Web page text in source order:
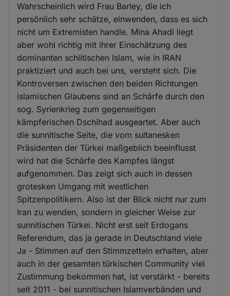
Wahrscheinlich wird Frau Barley, die ich
persönlich sehr schätze, einwenden, dass es sich
nicht um Extremisten handle. Mina Ahadi liegt
aber wohl richtig mit ihrer Einschätzung des
dominanten schiitischen Islam, wie in IRAN
praktiziert und auch bei uns, versteht sich. Die
Kontroversen zwischen den beiden Richtungen
islamischen Glaubens sind an Schärfe durch den
sog. Syrienkrieg zum gegenseitigen
kämpferischen Dschihad ausgeartet. Aber auch
die sunnitische Seite, die vom sultanesken
Präsidenten der Türkei maßgeblich beeinflusst
wird hat die Schärfe des Kampfes längst
aufgenommen. Das zeigt sich auch in dessen
grotesken Umgang mit westlichen
Spitzenpolitikern. Also ist der Blick nicht nur zum
Iran zu wenden, sondern in gleicher Weise zur
sunnitischen Türkei. Nicht erst seit Erdogans
Referendum, das ja gerade in Deutschland viele
Ja - Stimmen auf den Stimmzetteln erhalten, aber
auch in der gesamten türkischen Community viel
Zustimmung bekommen hat, ist verstärkt - bereits
seit 2011 - bei sunnitischen Islamverbänden und